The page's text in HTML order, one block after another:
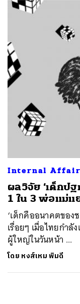
Internal
ผลวิจัย ‘เด็กปฐ
1 ใน 3 พ่อแม่แ
‘เด็กคืออนาคตของ
เรื่อยๆ เมื่อไทยกำลั
ผู้ใหญ่ในวันหน้า ...
โดย หงส์เหม พิมดี